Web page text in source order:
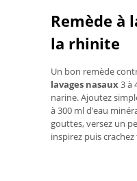
Remède à
la rhinite
Un bon remède
lavages nasaux 3 à
narine. Ajoutez
à 300 ml d’eau
gouttes, versez un
inspirez puis